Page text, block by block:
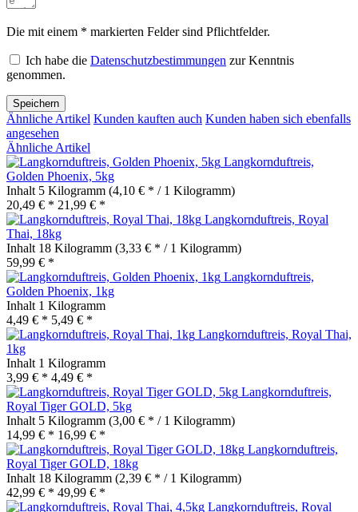
Die mit einem * markierten Felder sind Pflichtfelder.
Ich habe die Datenschutzbestimmungen zur Kenntnis
genommen.
Speichern
Ähnliche Artikel Kunden kauften auch Kunden haben sich ebenfalls
angesehen
Ähnliche Artikel
Langkornduftreis,
Golden Phoenix, 5kg
Inhalt 5 Kilogramm (4,10 € * / 1 Kilogramm)
20,49 € * 21,99 € *
Langkornduftreis, Royal
Thai, 18kg
Inhalt 18 Kilogramm (3,33 € * / 1 Kilogramm)
59,99 € *
Langkornduftreis,
Golden Phoenix, 1kg
Inhalt 1 Kilogramm
4,49 € * 5,49 € *
Langkornduftreis, Royal Thai,
1kg
Inhalt 1 Kilogramm
3,99 € * 4,49 € *
Langkornduftreis,
Royal Tiger GOLD, 5kg
Inhalt 5 Kilogramm (3,00 € * / 1 Kilogramm)
14,99 € * 16,99 € *
Langkornduftreis,
Royal Tiger GOLD, 18kg
Inhalt 18 Kilogramm (2,39 € * / 1 Kilogramm)
42,99 € * 49,99 € *
Langkornduftreis, Royal